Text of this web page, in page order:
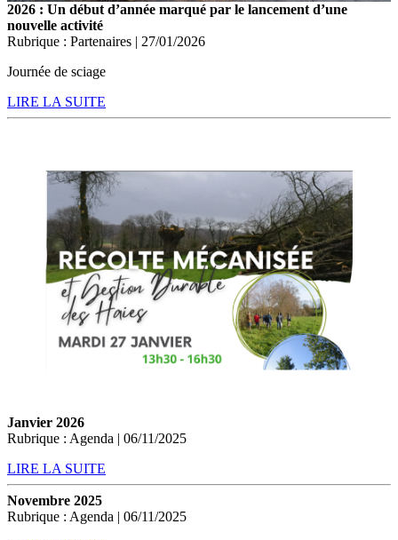
2026 : Un début d’année marqué par le lancement d’une
nouvelle activité
Rubrique : Partenaires | 27/01/2026
Journée de sciage
LIRE LA SUITE
Janvier 2026
Rubrique : Agenda | 06/11/2025
LIRE LA SUITE
Novembre 2025
Rubrique : Agenda | 06/11/2025